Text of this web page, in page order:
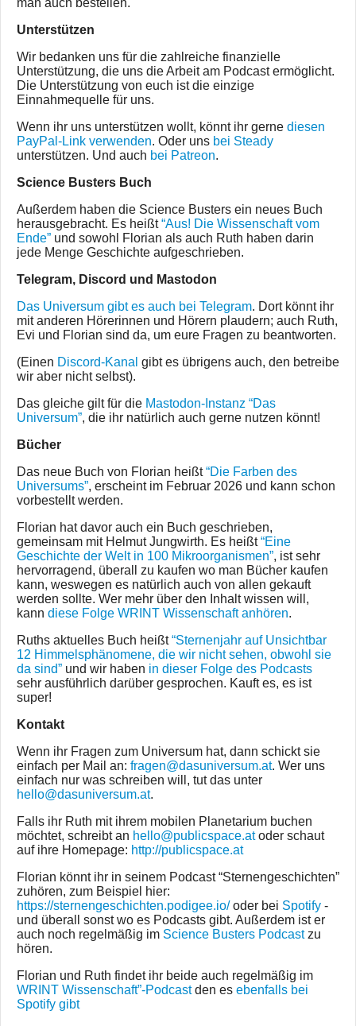
man auch bestellen.
Unterstützen
Wir bedanken uns für die zahlreiche finanzielle
Unterstützung, die uns die Arbeit am Podcast ermöglicht.
Die Unterstützung von euch ist die einzige
Einnahmequelle für uns.
Wenn ihr uns unterstützen wollt, könnt ihr gerne diesen
PayPal-Link verwenden. Oder uns bei Steady
unterstützen. Und auch bei Patreon.
Science Busters Buch
Außerdem haben die Science Busters ein neues Buch
herausgebracht. Es heißt“Aus! Die Wissenschaft vom
Ende” und sowohl Florian als auch Ruth haben darin
jede Menge Geschichte aufgeschrieben.
Telegram, Discord und Mastodon
Das Universum gibt es auch bei Telegram. Dort könnt ihr
mit anderen Hörerinnen und Hörern plaudern; auch Ruth,
Evi und Florian sind da, um eure Fragen zu beantworten.
(Einen Discord-Kanal gibt es übrigens auch, den betreibe
wir aber nicht selbst).
Das gleiche gilt für die Mastodon-Instanz “Das
Universum”, die ihr natürlich auch gerne nutzen könnt!
Bücher
Das neue Buch von Florian heißt“Die Farben des
Universums”, erscheint im Februar 2026 und kann schon
vorbestellt werden.
Florian hat davor auch ein Buch geschrieben,
gemeinsam mit Helmut Jungwirth. Es heißt“Eine
Geschichte der Welt in 100 Mikroorganismen”, ist sehr
hervorragend, überall zu kaufen wo man Bücher kaufen
kann, weswegen es natürlich auch von allen gekauft
werden sollte. Wer mehr über den Inhalt wissen will,
kann diese Folge WRINT Wissenschaft anhören.
Ruths aktuelles Buch heißt“Sternenjahr auf Unsichtbar
12 Himmelsphänomene, die wir nicht sehen, obwohl sie
da sind” und wir haben in dieser Folge des Podcasts
sehr ausführlich darüber gesprochen. Kauft es, es ist
super!
Kontakt
Wenn ihr Fragen zum Universum hat, dann schickt sie
einfach per Mail an: fragen@dasuniversum.at. Wer uns
einfach nur was schreiben will, tut das unter
hello@dasuniversum.at.
Falls ihr Ruth mit ihrem mobilen Planetarium buchen
möchtet, schreibt an hello@publicspace.atoder schaut
auf ihre Homepage: http://publicspace.at
Florian könnt ihr in seinem Podcast “Sternengeschichten”
zuhören, zum Beispiel hier:
https://sternengeschichten.podigee.io/oder bei Spotify -
und überall sonst wo es Podcasts gibt. Außerdem ist er
auch noch regelmäßig im Science Busters Podcastzu
hören.
Florian und Ruth findet ihr beide auch regelmäßig im
WRINT Wissenschaft”-Podcastden es ebenfalls bei
Spotify gibt